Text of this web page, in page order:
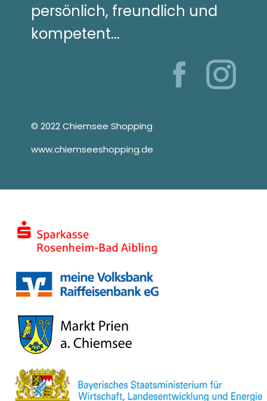
persönlich, freundlich und
kompetent...
© 2022 Chiemsee Shopping
www.chiemseeshopping.de